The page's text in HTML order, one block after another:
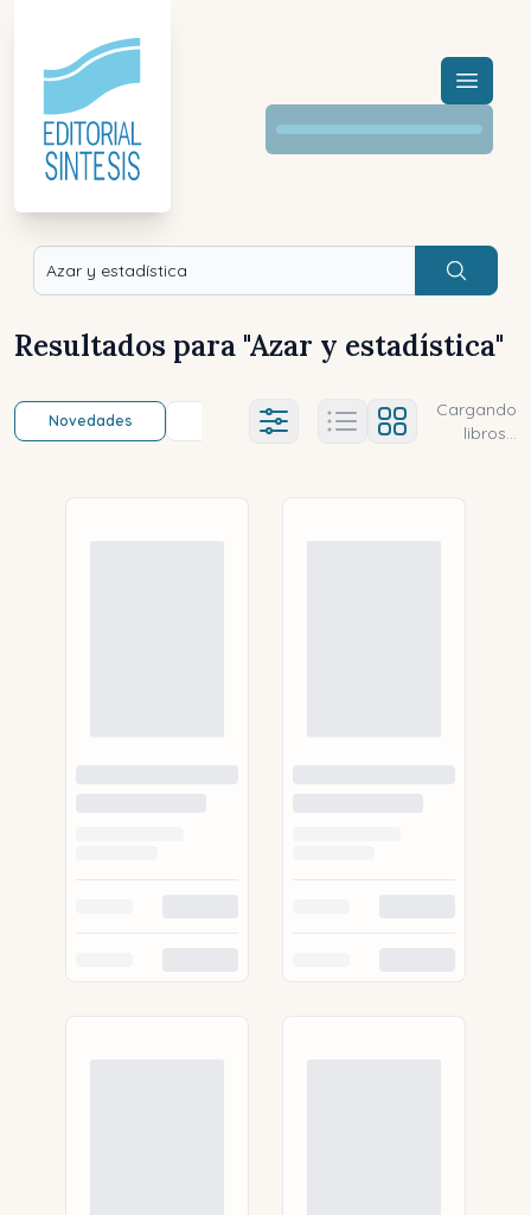
Menú
Buscar
Resultados para "Azar y estadística"
Novedades Título (a-z) Título (z-a)
Ajustes abierto
Cargando
libros...